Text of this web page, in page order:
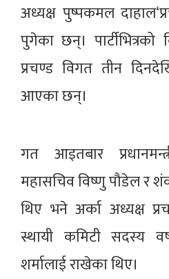
अध्यक्ष पुष्पकमल
पुगेका छन्।
प्रचण्ड विगत तीन
आएका छन्।
गत आइतबार
महासचिव विष्णु पौडेल र
थिए भने अर्का अध्यक्ष
स्थायी कमिटी सदस्य
शर्मालाई राखेका थिए।